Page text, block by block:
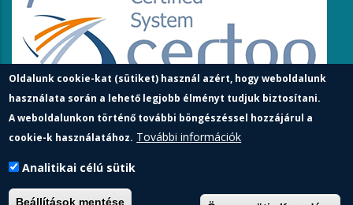
Pécsi Tudományegyetem | Kancellária |Informatikai és
Oldalunk cookie-kat (sütiket) használ azért, hogy weboldalunk
használata során a lehető legjobb élményt tudjuk biztosítani.
A weboldalunkon történő további böngészéssel hozzájárul a
cookie-k használatához. További információk
Analitikai célú sütik
Beállítások mentése